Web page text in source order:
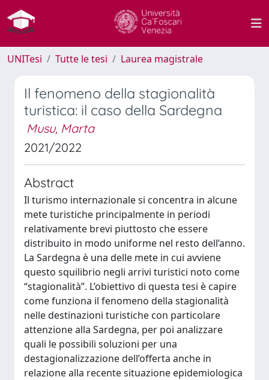
UNITesi Tutte le tesi Laurea magistrale
Il fenomeno della stagionalità
turistica: il caso della Sardegna
Musu, Marta
2021/2022
Abstract
Il turismo internazionale si concentra in alcune
mete turistiche principalmente in periodi
relativamente brevi piuttosto che essere
distribuito in modo uniforme nel resto dell’anno.
La Sardegna è una delle mete in cui avviene
questo squilibrio negli arrivi turistici noto come
“stagionalità”. L’obiettivo di questa tesi è capire
come funziona il fenomeno della stagionalità
nelle destinazioni turistiche con particolare
attenzione alla Sardegna, per poi analizzare
quali le possibili soluzioni per una
destagionalizzazione dell’offerta anche in
relazione alla recente situazione epidemiologica